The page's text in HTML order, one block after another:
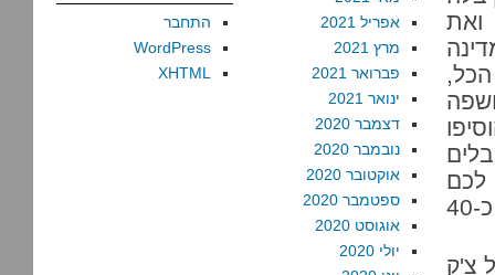
ואת
סך הכל,
הוסיפו
לכם
דומה באופן חשוד לסכום של הגרעון, שנע סביב כ-40
צ'ק
אפריל 2021
מרץ 2021
פברואר 2021
ינואר 2021
דצמבר 2020
נובמבר 2020
אוקטובר 2020
ספטמבר 2020
אוגוסט 2020
יולי 2020
התחבר
WordPress
XHTML